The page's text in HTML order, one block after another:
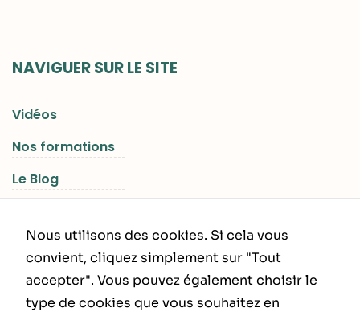
NAVIGUER SUR LE SITE
Vidéos
Nos formations
Le Blog
INFORMATIONS LÉGALES
Nous utilisons des cookies. Si cela vous
convient, cliquez simplement sur "Tout
accepter". Vous pouvez également choisir le
type de cookies que vous souhaitez en